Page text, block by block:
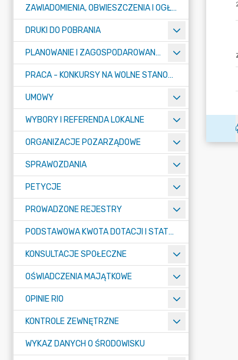
ZAWIADOMIENIA, OBWIESZCZENIA I OGŁOSZENIA
DRUKI DO POBRANIA
PLANOWANIE I ZAGOSPODAROWANIE PRZESTRZENNE
PRACA - KONKURSY NA WOLNE STANOWISKA
UMOWY
WYBORY I REFERENDA LOKALNE
ORGANIZACJE POZARZĄDOWE
SPRAWOZDANIA
PETYCJE
PROWADZONE REJESTRY
PODSTAWOWA KWOTA DOTACJI I STATYSTYCZNA LICZBA UCZNIÓW
KONSULTACJE SPOŁECZNE
OŚWIADCZENIA MAJĄTKOWE
OPINIE RIO
KONTROLE ZEWNĘTRZNE
WYKAZ DANYCH O ŚRODOWISKU